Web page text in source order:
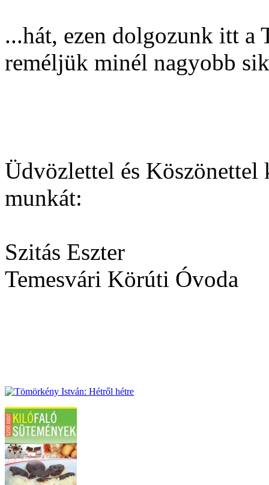
...hát, ezen dolgozunk itt a
reméljük minél nagyobb
Üdvözlettel és Köszönettel
munkát:
Szitás Eszter
Temesvári Körúti Óvoda